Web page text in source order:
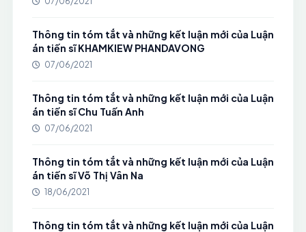
Thông tin tóm tắt và những kết luận mới của Luận
án tiến sĩ KHAMKIEW PHANDAVONG
07/06/2021
Thông tin tóm tắt và những kết luận mới của Luận
án tiến sĩ Chu Tuấn Anh
07/06/2021
Thông tin tóm tắt và những kết luận mới của Luận
án tiến sĩ Võ Thị Vân Na
18/06/2021
Thông tin tóm tắt và những kết luận mới của Luận